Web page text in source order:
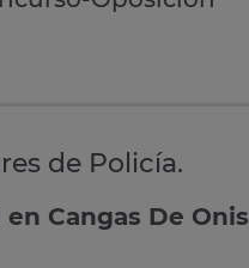
de Policía.
Cangas De Onis